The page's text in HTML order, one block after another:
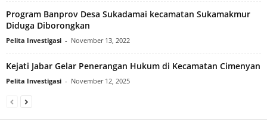
Program Banprov Desa Sukadamai kecamatan Sukamakmur
Diduga Diborongkan
Pelita Investigasi - November 13, 2022
Kejati Jabar Gelar Penerangan Hukum di Kecamatan Cimenyan
Pelita Investigasi - November 12, 2025